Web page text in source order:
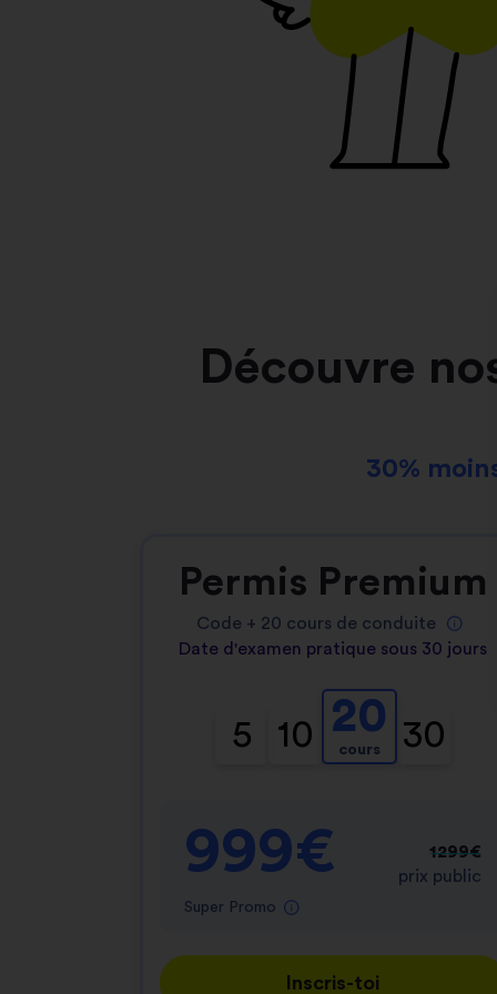
Découvre
30%
Permis Premium
Code + 20 cours de conduite
Date d'examen pratique sous 30 jours
5 10 20
cours 30
999€
Super Promo
1299€
prix public
Inscris-toi